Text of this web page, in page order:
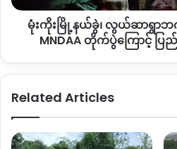
ဗုံးကြဲ
စစ်
ကောင်စီ
တိုက်ပွဲ
သူများ
မုံးကိုးမြို့နယ်ခွဲ၊ လွယ်ဆာရွာ
MNDAA တိုက်ပွဲကြောင့် ပြ
Related Articles